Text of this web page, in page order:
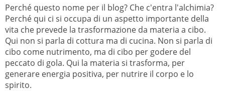
Perché questo nome per il blog? Che c'entra l'alchimia?
Perché qui ci si occupa di un aspetto importante della
vita che prevede la trasformazione da materia a cibo.
Qui non si parla di cottura ma di cucina. Non si parla di
cibo come nutrimento, ma di cibo per godere del
peccato di gola. Qui la materia si trasforma, per
generare energia positiva, per nutrire il corpo e lo
spirito.